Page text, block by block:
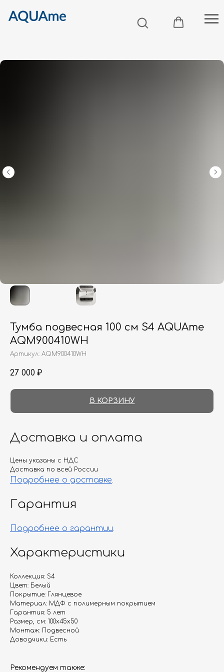
Тумба подвесная 100 см S4 AQUAme
AQM900410WH
Артикул: AQM900410WH
27 000 ₽
В КОРЗИНУ
Доставка и оплата
Цены указаны с НДС
Доставка по всей России
Подробнее о доставке.
Гарантия
Подробнее о гарантии.
Характеристики
Коллекция: S4
Цвет: Белый
Покрытие: Глянцевое
Материал: МДФ с полимерным покрытием
Гарантия: 5 лет
Размер, см: 100х45х50
Монтаж: Подвесной
Доводчики: Есть
Рекомендуем также: